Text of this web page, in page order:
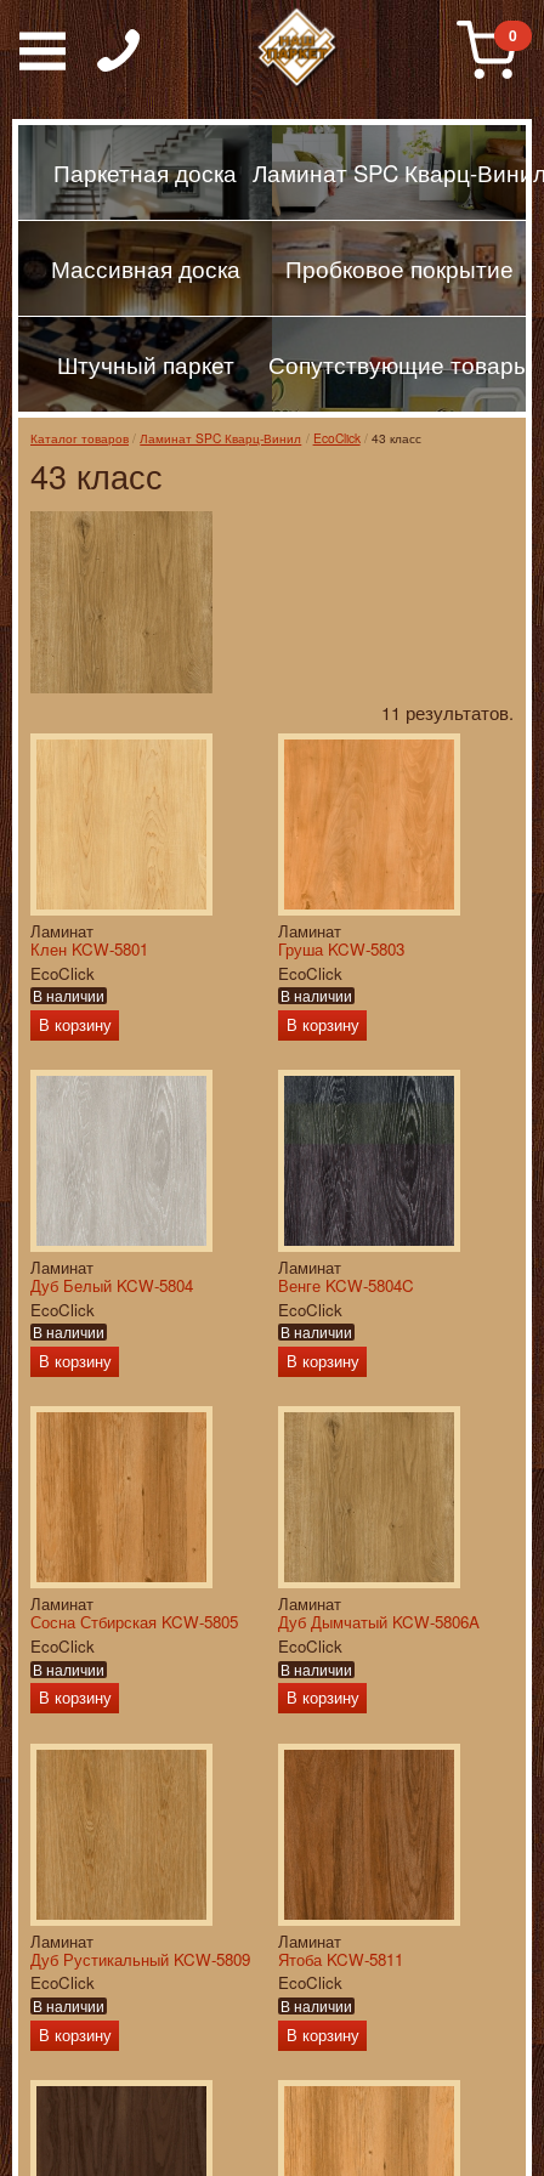
Паркет, Штучный
0
Паркетная доска Ламинат SPC Кварц-
Массивная доска Пробковое покрытие
Штучный паркет Сопутствующие товары
Каталог товаров Ламинат SPC Кварц-Винил EcoClick 43 класс
43 класс
11 результатов.
Ламинат
Клен KCW-5801
EcoClick
В наличии
В корзину
Ламинат
Груша KCW-5803
EcoClick
В наличии
В корзину
Ламинат
Дуб Белый KCW-5804
EcoClick
В наличии
В корзину
Ламинат
Венге KCW-5804C
EcoClick
В наличии
В корзину
Ламинат
Сосна Стбирская KCW-5805
EcoClick
В наличии
В корзину
Ламинат
Дуб Дымчатый KCW-5806A
EcoClick
В наличии
В корзину
Ламинат
Дуб Рустикальный KCW-5809
EcoClick
В наличии
В корзину
Ламинат
Ятоба KCW-5811
EcoClick
В наличии
В корзину